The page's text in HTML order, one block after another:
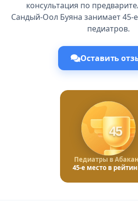
консультация по
Сандый-Оол Буяна занимает 45-
педиатров.
Оставить
45
Педиатры в
45-е место в